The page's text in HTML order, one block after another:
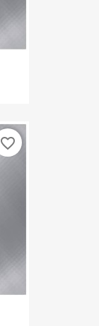
favorite_border